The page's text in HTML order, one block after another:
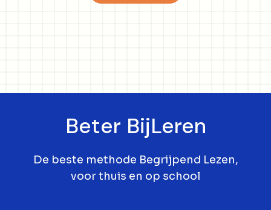
Beter BijLeren
De beste methode Begrijpend Lezen,
voor thuis en op school